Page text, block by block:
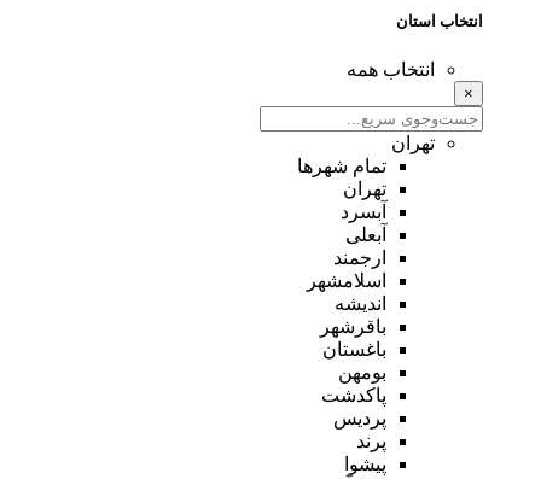
انتخاب استان
انتخاب همه
×
تهران
تمام شهر‌ها
تهران
آبسرد
آبعلی
ارجمند
اسلامشهر
اندیشه
باقرشهر
باغستان
بومهن
پاکدشت
پردیس
پرند
پیشوا